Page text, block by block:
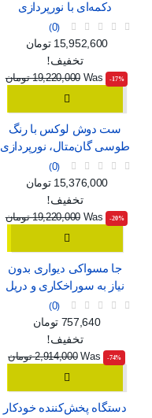
دکمه‌ای با نورپردازی
محیطی و رنگ خاکستری
0
قیمت عادی
قیمت
15,952,600 تومان
تخفیف!
‎-17%
Was 19,220,000 تومان
ست دوش لوکس با رنگ
طوسی گان‌متال، نورپردازی
محیطی و نمایشگر دیجیتال
0
قیمت عادی
قیمت
15,376,000 تومان
تخفیف!
‎-20%
Was 19,220,000 تومان
جا مسواکی دیواری بدون
نیاز به سوراخکاری و دریل
0
قیمت عادی
قیمت
757,640 تومان
تخفیف!
‎-74%
Was 2,914,000 تومان
دستگاه پخش‌کننده خودکار